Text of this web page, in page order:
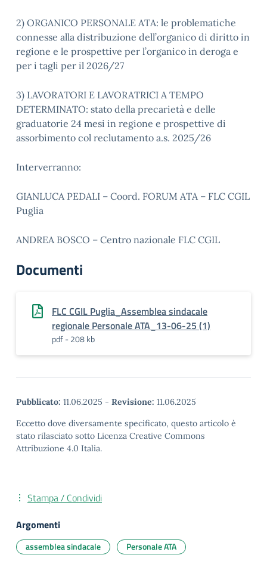
2) ORGANICO PERSONALE ATA: le problematiche
connesse alla distribuzione dell’organico di diritto in
regione e le prospettive per l’organico in deroga e
per i tagli per il 2026/27
3) LAVORATORI E LAVORATRICI A TEMPO
DETERMINATO: stato della precarietà e delle
graduatorie 24 mesi in regione e prospettive di
assorbimento col reclutamento a.s. 2025/26
Interverranno:
GIANLUCA PEDALI – Coord. FORUM ATA – FLC CGIL
Puglia
ANDREA BOSCO – Centro nazionale FLC CGIL
Documenti
FLC CGIL Puglia_Assemblea sindacale
regionale Personale ATA_13-06-25 (1)
pdf - 208 kb
Pubblicato: 11.06.2025 - Revisione: 11.06.2025
Eccetto dove diversamente specificato, questo articolo è
stato rilasciato sotto Licenza Creative Commons
Attribuzione 4.0 Italia.
Stampa / Condividi
Argomenti
assemblea sindacale Personale ATA